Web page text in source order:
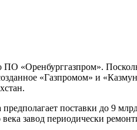
«Оренбурггазпром».
«Газпромом» и
предполагает поставки до 9
завод периодически